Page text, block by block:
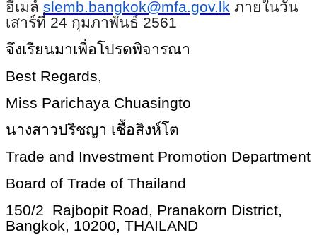
อีเมล์ slemb.bangkok@mfa.gov.lk ภายในวัน
เสาร์ที่ 24 กุมภาพันธ์ 2561
จึงเรียนมาเพื่อโปรดพิจารณา
Best Regards,
Miss Parichaya Chuasingto
นางสาวปริชญา เชื้อสิงห์โต
Trade and Investment Promotion Department
Board of Trade of Thailand
150/2 Rajbopit Road, Pranakorn District,
Bangkok, 10200, THAILAND